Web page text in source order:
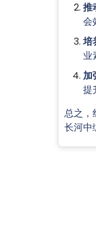
推
会
培
业
加
提
总之，
长河中